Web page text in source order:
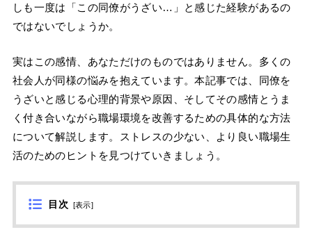
しも一度は「この同僚がうざい…」と感じた経験があるの
ではないでしょうか。
実はこの感情、あなただけのものではありません。多くの
社会人が同様の悩みを抱えています。本記事では、同僚を
うざいと感じる心理的背景や原因、そしてその感情とうま
く付き合いながら職場環境を改善するための具体的な方法
について解説します。ストレスの少ない、より良い職場生
活のためのヒントを見つけていきましょう。
目次 [表示]